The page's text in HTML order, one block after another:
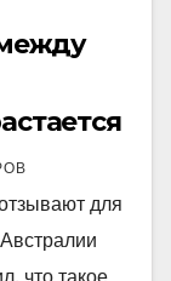
для
что такое